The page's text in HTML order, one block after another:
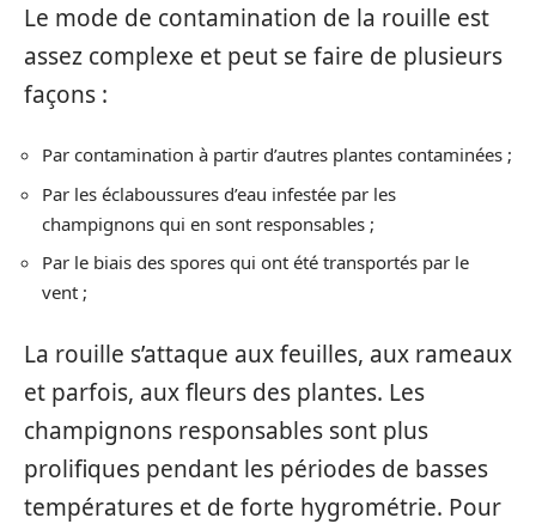
Le mode de contamination de la rouille est
assez complexe et peut se faire de plusieurs
façons :
Par contamination à partir d’autres plantes contaminées ;
Par les éclaboussures d’eau infestée par les
champignons qui en sont responsables ;
Par le biais des spores qui ont été transportés par le
vent ;
La rouille s’attaque aux feuilles, aux rameaux
et parfois, aux fleurs des plantes. Les
champignons responsables sont plus
prolifiques pendant les périodes de basses
températures et de forte hygrométrie. Pour